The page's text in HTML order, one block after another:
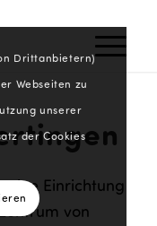
eine Einrichtung
von
Drittanbietern)
Webseiten zu
unserer
der Cookies